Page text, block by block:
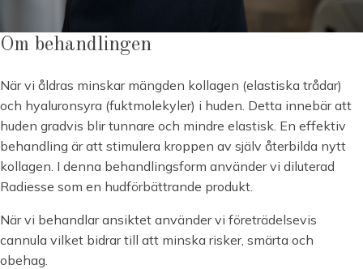
Om behandlingen
När vi åldras minskar mängden kollagen (elastiska trådar)
och hyaluronsyra (fuktmolekyler) i huden. Detta innebär att
huden gradvis blir tunnare och mindre elastisk. En effektiv
behandling är att stimulera kroppen av själv återbilda nytt
kollagen. I denna behandlingsform använder vi diluterad
Radiesse som en hudförbättrande produkt.
När vi behandlar ansiktet använder vi företrädelsevis
cannula vilket bidrar till att minska risker, smärta och
obehag.